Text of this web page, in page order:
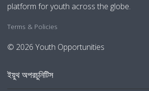
platform for youth across the globe.
Terms & Policies
© 2026 Youth Opportunities
ইয়ুথ অপরচুনিটিস